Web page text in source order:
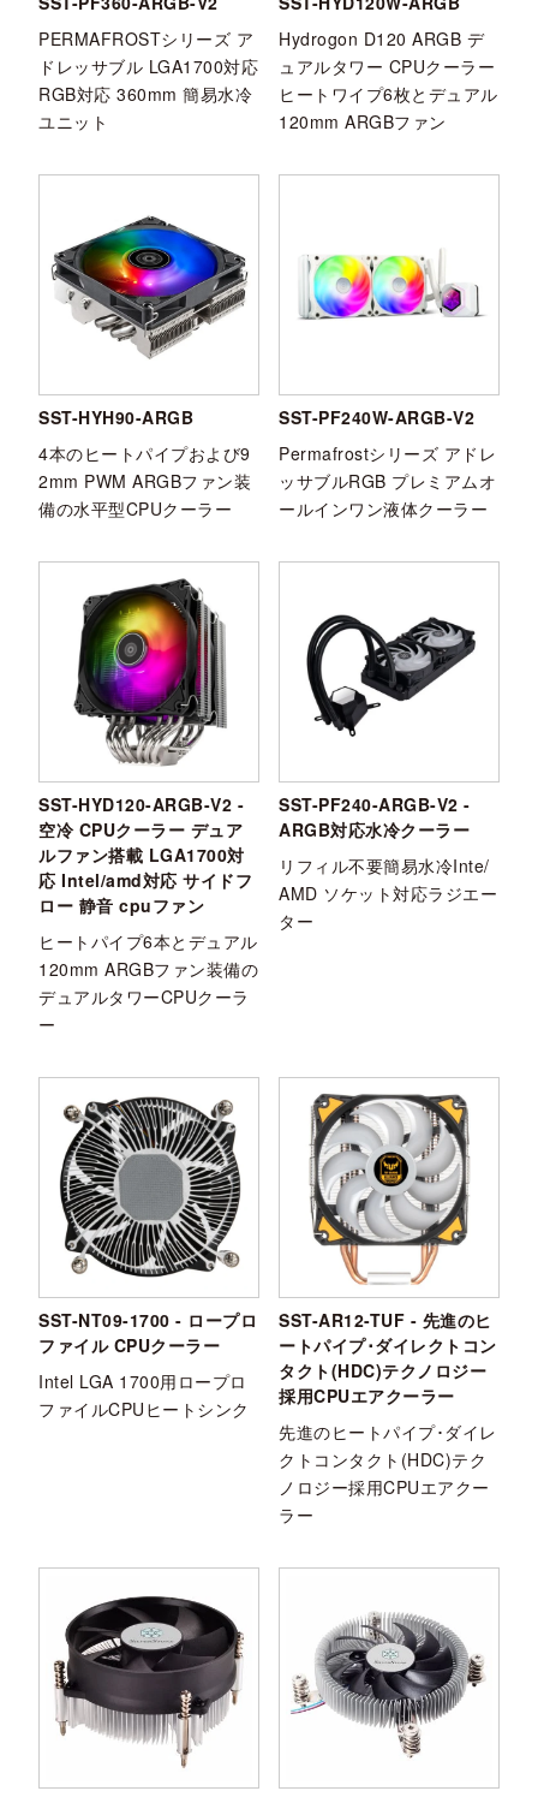
PERMAFROSTシリーズ ア
ドレッサブル LGA1700対応
RGB対応 360mm 簡易水冷
ユニット
Hydrogon D120 ARGB デ
ュアルタワー CPUクーラー
ヒートワイプ6枚とデュアル
120mm ARGBファン
SST-HYH90-ARGB
4本のヒートパイプおよび9
2mm PWM ARGBファン装
備の水平型CPUクーラー
SST-PF240W-ARGB-V2
Permafrostシリーズ アドレ
ッサブルRGB プレミアムオ
ールインワン液体クーラー
SST-HYD120-ARGB-V2 -
空冷 CPUクーラー デュア
ルファン搭載 LGA1700対
応 Intel/amd対応 サイドフ
ロー 静音 cpuファン
ヒートパイプ6本とデュアル
120mm ARGBファン装備の
デュアルタワーCPUクーラ
ー
SST-PF240-ARGB-V2 -
ARGB対応水冷クーラー
リフィル不要簡易水冷Inte/
AMD ソケット対応ラジエー
ター
SST-NT09-1700 - ロープロ
ファイル CPUクーラー
Intel LGA 1700用ロープロ
ファイルCPUヒートシンク
SST-AR12-TUF - 先進のヒ
ートパイプ･ダイレクトコン
タクト(HDC)テクノロジー
採用CPUエアクーラー
先進のヒートパイプ･ダイレ
クトコンタクト(HDC)テク
ノロジー採用CPUエアクー
ラー